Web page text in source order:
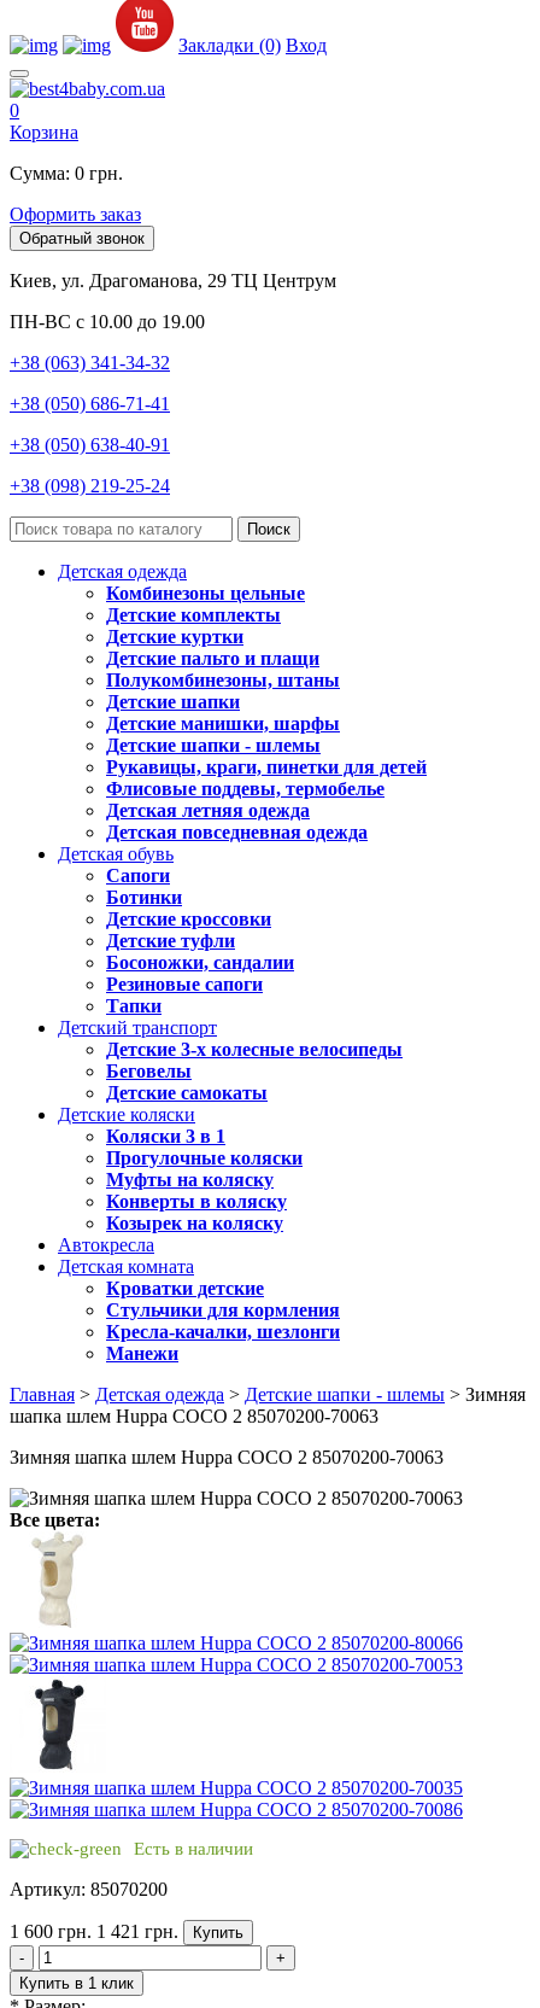
Закладки (0) Вход
0
Корзина
Сумма: 0 грн.
Оформить заказ
Обратный звонок
Киев, ул. Драгоманова, 29 ТЦ Центрум
ПН-ВС с 10.00 до 19.00
+38 (063) 341-34-32
+38 (050) 686-71-41
+38 (050) 638-40-91
+38 (098) 219-25-24
Поиск
Детская одежда
Комбинезоны цельные
Детские комплекты
Детские куртки
Детские пальто и плащи
Полукомбинезоны, штаны
Детские шапки
Детские манишки, шарфы
Детские шапки - шлемы
Рукавицы, краги, пинетки для детей
Флисовые поддевы, термобелье
Детская летняя одежда
Детская повседневная одежда
Детская обувь
Сапоги
Ботинки
Детские кроссовки
Детские туфли
Босоножки, сандалии
Резиновые сапоги
Тапки
Детский транспорт
Детские 3-х колесные велосипеды
Беговелы
Детские самокаты
Детские коляски
Коляски 3 в 1
Прогулочные коляски
Муфты на коляску
Конверты в коляску
Козырек на коляску
Автокресла
Детская комната
Кроватки детские
Стульчики для кормления
Кресла-качалки, шезлонги
Манежи
Главная > Детская одежда > Детские шапки - шлемы > Зимняя
шапка шлем Huppa COCO 2 85070200-70063
Зимняя шапка шлем Huppa COCO 2 85070200-70063
Все цвета:
Есть в наличии
Артикул: 85070200
1 600 грн. 1 421 грн.
Купить
-
+
Купить в 1 клик